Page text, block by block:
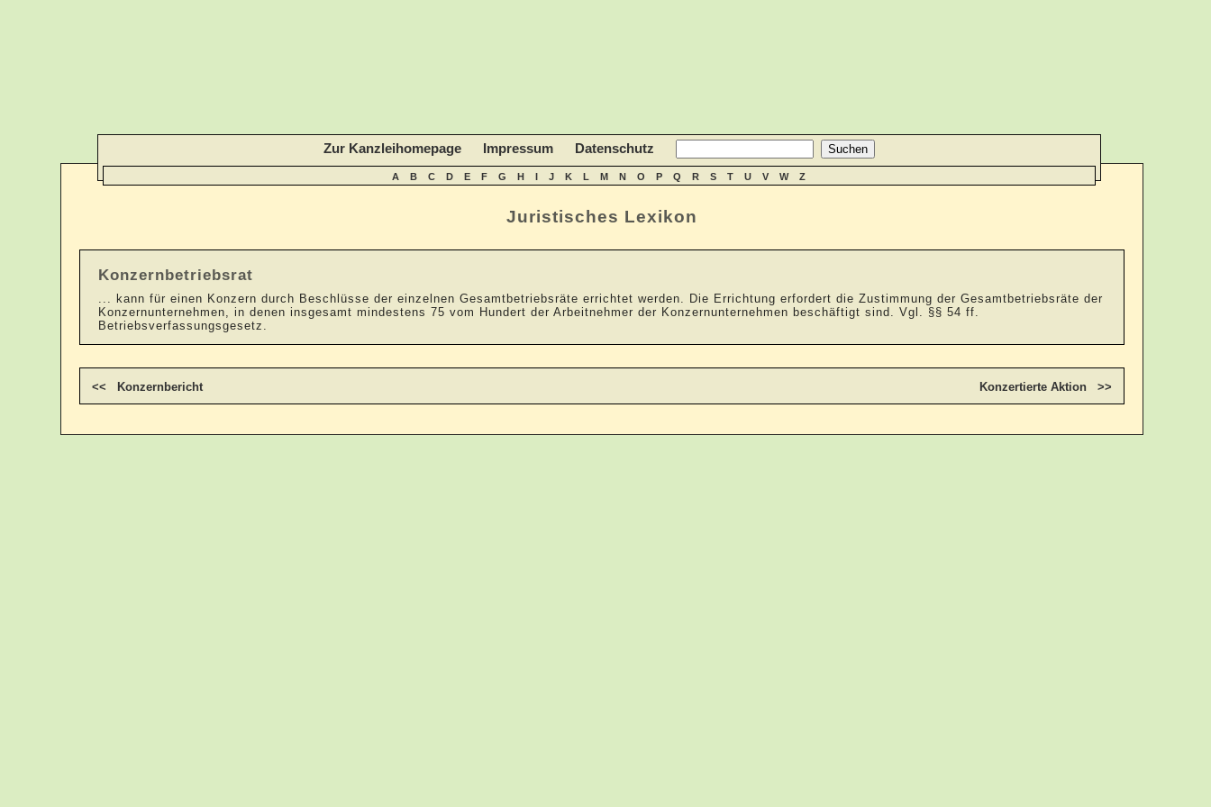
Juristisches Lexikon
Zur Kanzleihomepage Impressum Datenschutz
A B C D E F G H I J K L M N O P Q R S T U V W Z
Konzernbetriebsrat
... kann für einen Konzern durch Beschlüsse der einzelnen Gesamtbetriebsräte errichtet werden. Die Errichtung erfordert die Zustimmung der Gesamtbetriebsräte der
Konzernunternehmen, in denen insgesamt mindestens 75 vom Hundert der Arbeitnehmer der Konzernunternehmen beschäftigt sind. Vgl. §§ 54 ff.
Betriebsverfassungsgesetz.
<< Konzernbericht Konzertierte Aktion >>